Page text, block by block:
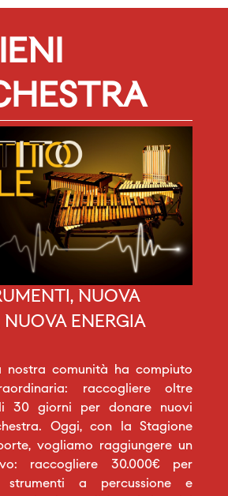
NUOVA
NUOVA ENERGIA
nostra comunità ha compiuto
raccogliere oltre
30 giorni per donare nuovi
Oggi, con la Stagione
vogliamo raggiungere un
raccogliere 30.000€ per
strumenti a percussione e